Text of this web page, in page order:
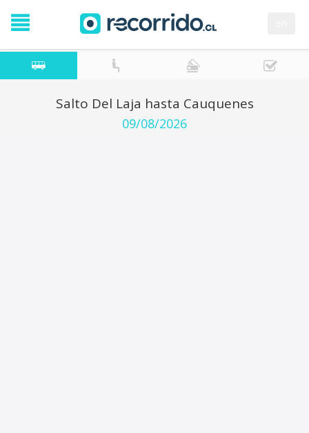
Salto Del Laja hasta Cauquenes
09/08/2026